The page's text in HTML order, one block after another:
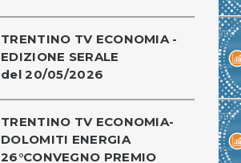
TRENTINO TV ECONOMIA -
EDIZIONE SERALE
del 20/05/2026
TRENTINO TV ECONOMIA-
DOLOMITI ENERGIA
26°CONVEGNO PREMIO